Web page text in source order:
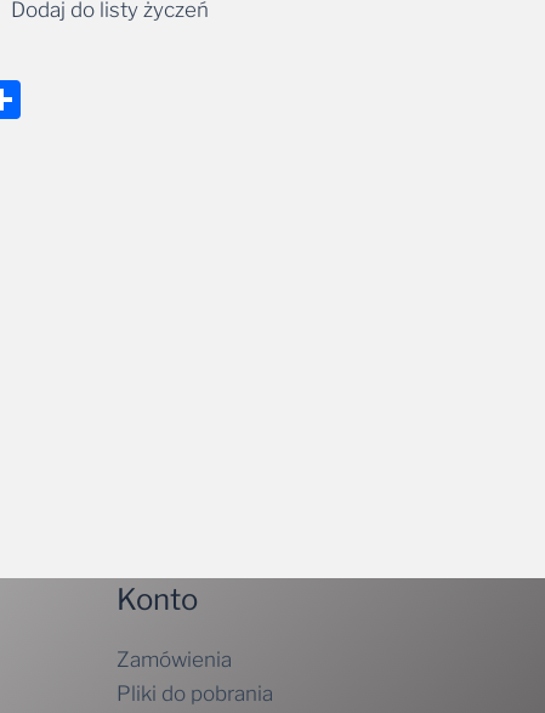
Dodaj do listy życzeń
Share
Konto
Zamówienia
Pliki do pobrania